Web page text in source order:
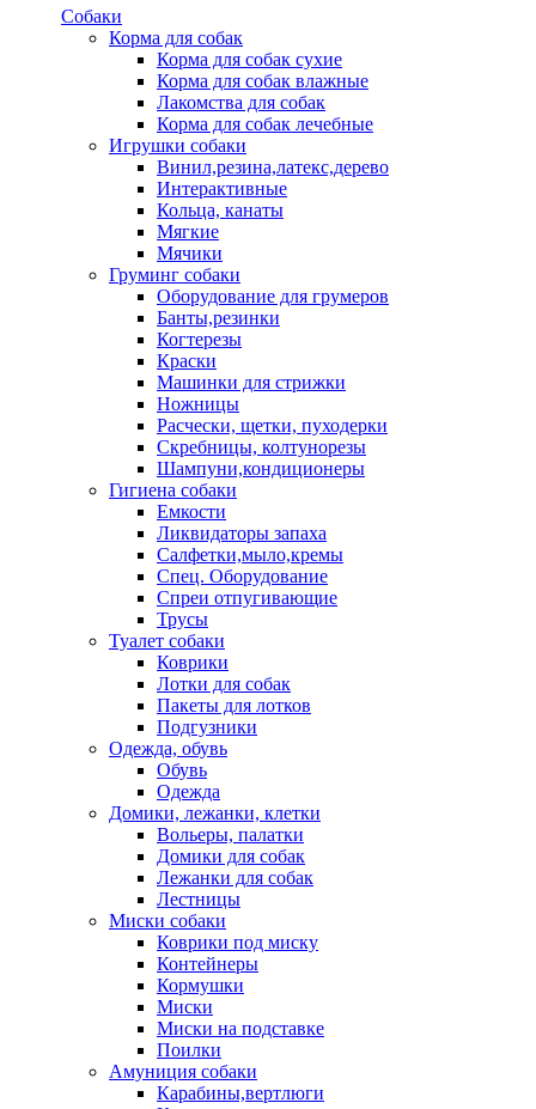
Собаки
Корма для собак
Корма для собак сухие
Корма для собак влажные
Лакомства для собак
Корма для собак лечебные
Игрушки собаки
Винил,резина,латекс,дерево
Интерактивные
Кольца, канаты
Мягкие
Мячики
Груминг собаки
Оборудование для грумеров
Банты,резинки
Когтерезы
Краски
Машинки для стрижки
Ножницы
Расчески, щетки, пуходерки
Скребницы, колтунорезы
Шампуни,кондиционеры
Гигиена собаки
Емкости
Ликвидаторы запаха
Салфетки,мыло,кремы
Спец. Оборудование
Спреи отпугивающие
Трусы
Туалет собаки
Коврики
Лотки для собак
Пакеты для лотков
Подгузники
Одежда, обувь
Обувь
Одежда
Домики, лежанки, клетки
Вольеры, палатки
Домики для собак
Лежанки для собак
Лестницы
Миски собаки
Коврики под миску
Контейнеры
Кормушки
Миски
Миски на подставке
Поилки
Амуниция собаки
Карабины,вертлюги